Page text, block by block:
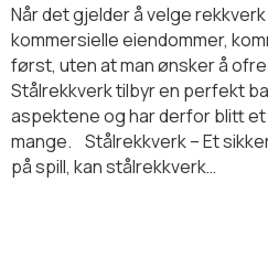
Når det gjelder å velge
kommersielle eiendommer,
først, uten at man ønsker å
Stålrekkverk tilbyr en perfekt
aspektene og har derfor blitt
mange. Stålrekkverk – Et
på spill, kan stålrekkverk…